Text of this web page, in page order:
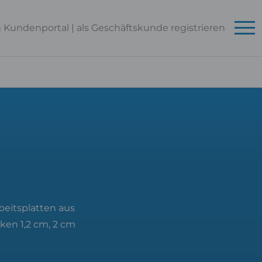
Kundenportal | als Geschäftskunde registrieren
aus
1,2 cm, 2 cm